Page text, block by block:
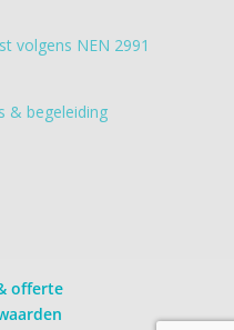
volgens NEN 2991
& begeleiding
offerte